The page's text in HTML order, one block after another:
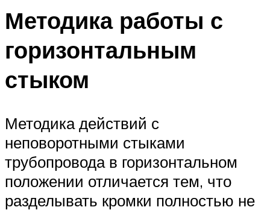
Методика работы с
горизонтальным
стыком
Методика действий с
неповоротными стыками
трубопровода в горизонтальном
положении отличается тем, что
разделывать кромки полностью не